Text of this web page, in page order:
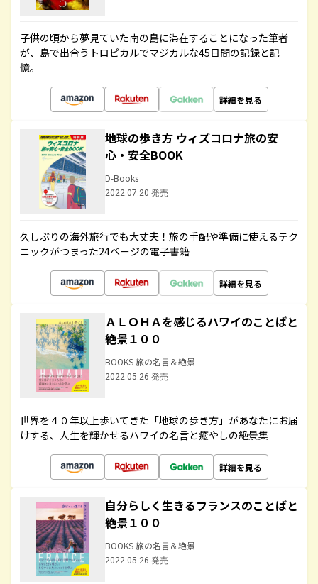
子供の頃から夢見ていた南の島に滞在することになった筆者
が、島で出合うトロピカルでマジカルな45日間の記録と記
憶。
詳細を見る
地球の歩き方 ウィズコロナ旅の安
心・安全BOOK
D-Books
2022.07.20 発売
久しぶりの海外旅行でも大丈夫！旅の手配や準備に使えるテク
ニックがつまった24ページの電子書籍
詳細を見る
ＡＬＯＨＡを感じるハワイのことばと
絶景１００
BOOKS 旅の名言＆絶景
2022.05.26 発売
世界を４０年以上歩いてきた「地球の歩き方」があなたにお届
けする、人生を輝かせるハワイの名言と癒やしの絶景集
詳細を見る
自分らしく生きるフランスのことばと
絶景１００
BOOKS 旅の名言＆絶景
2022.05.26 発売